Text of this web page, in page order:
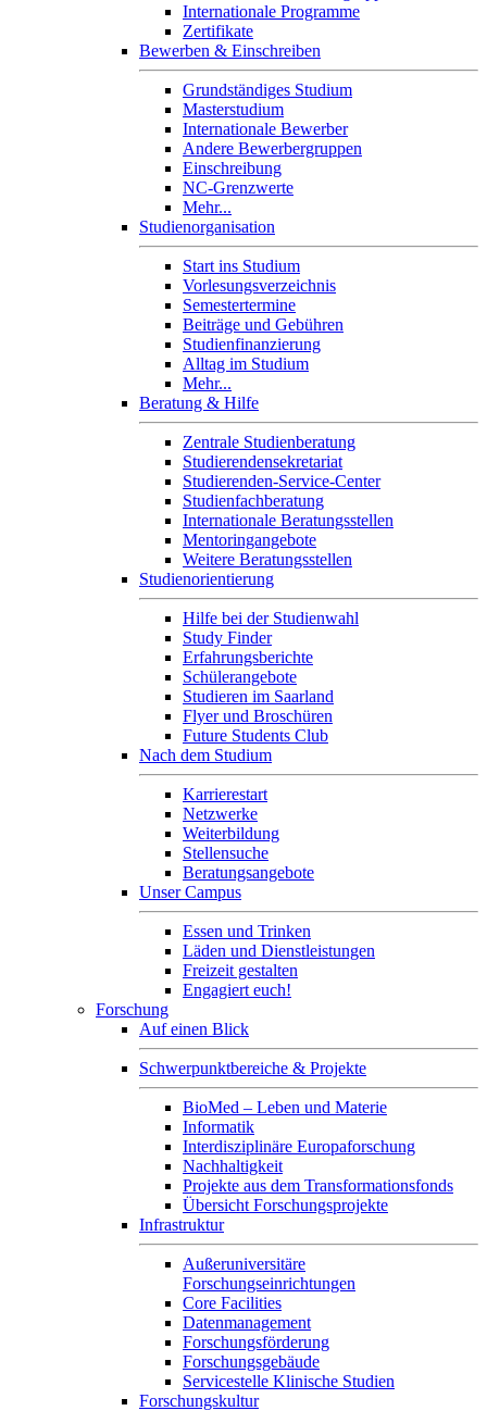
Internationale Programme
Zertifikate
Bewerben & Einschreiben
Grundständiges Studium
Masterstudium
Internationale Bewerber
Andere Bewerbergruppen
Einschreibung
NC-Grenzwerte
Mehr...
Studienorganisation
Start ins Studium
Vorlesungsverzeichnis
Semestertermine
Beiträge und Gebühren
Studienfinanzierung
Alltag im Studium
Mehr...
Beratung & Hilfe
Zentrale Studienberatung
Studierendensekretariat
Studierenden-Service-Center
Studienfachberatung
Internationale Beratungsstellen
Mentoringangebote
Weitere Beratungsstellen
Studienorientierung
Hilfe bei der Studienwahl
Study Finder
Erfahrungsberichte
Schülerangebote
Studieren im Saarland
Flyer und Broschüren
Future Students Club
Nach dem Studium
Karrierestart
Netzwerke
Weiterbildung
Stellensuche
Beratungsangebote
Unser Campus
Essen und Trinken
Läden und Dienstleistungen
Freizeit gestalten
Engagiert euch!
Forschung
Auf einen Blick
Schwerpunktbereiche & Projekte
BioMed – Leben und Materie
Informatik
Interdisziplinäre Europaforschung
Nachhaltigkeit
Projekte aus dem Transformationsfonds
Übersicht Forschungsprojekte
Infrastruktur
Außeruniversitäre
Forschungseinrichtungen
Core Facilities
Datenmanagement
Forschungsförderung
Forschungsgebäude
Servicestelle Klinische Studien
Forschungskultur